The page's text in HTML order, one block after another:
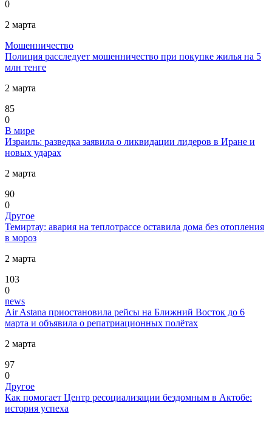
0
2 марта
Мошенничество
Полиция расследует мошенничество при покупке жилья на 5
млн тенге
2 марта
85
0
В мире
Израиль: разведка заявила о ликвидации лидеров в Иране и
новых ударах
2 марта
90
0
Другое
Темиртау: авария на теплотрассе оставила дома без отопления
в мороз
2 марта
103
0
news
Air Astana приостановила рейсы на Ближний Восток до 6
марта и объявила о репатриационных полётах
2 марта
97
0
Другое
Как помогает Центр ресоциализации бездомным в Актобе:
история успеха